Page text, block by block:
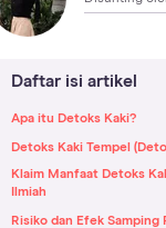
Daftar isi artikel
Apa itu Detoks Kaki?
Detoks Kaki Tempel
Klaim Manfaat Detoks
Ilmiah
Risiko dan Efek Samping